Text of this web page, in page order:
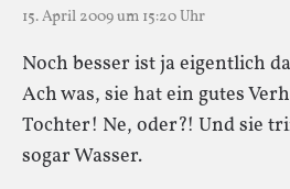
15. April 2009 um 15:20 Uhr
Noch besser ist ja eigentlich
Ach was, sie hat ein gutes
Tochter! Ne, oder?! Und sie
sogar Wasser.